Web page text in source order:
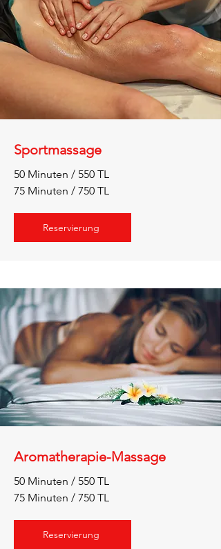
Sportmassage
50 Minuten / 550 TL
75 Minuten / 750 TL
Reservierung
Aromatherapie-Massage
50 Minuten / 550 TL
75 Minuten / 750 TL
Reservierung